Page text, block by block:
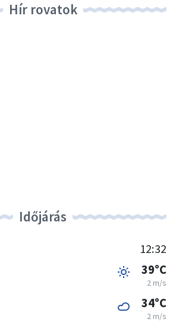
Hír rovatok
Időjárás
12:32
39°C
2 m/s
34°C
2 m/s